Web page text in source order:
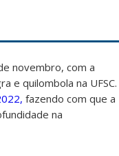
novembro, com a
e quilombola na UFSC.
fazendo com que a
na